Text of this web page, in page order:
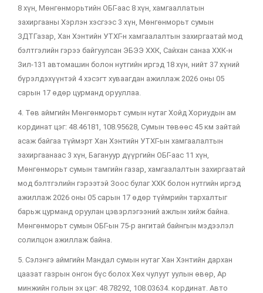
8 хүн, Мөнгөнморьтийн ОБГ-аас 8 хүн, хамгааллатын
захиргааны Хэрлэн хэсгээс 3 хүн, Мөнгөнморьт сумын
ЗДТГазар, Хан Хэнтийн УТХГ-н хамгаалалтын захиргаатай мод
бэлтгэлийн гэрээ байгуулсан ЭБЭЭ ХХК, Сайхан санаа ХХК-н
Зил-131 автомашин болон нутгийн иргэд 18 хүн, нийт 37 хүний
бүрэлдэхүүнтэй 4 хэсэгт хуваагдан ажиллаж 2026 оны 05
сарын 17 өдөр цурманд орууллаа.
4. Төв аймгийн Мөнгөнморьт сумын нутаг Хойд Хориудын ам
кординат цэг: 48.46181, 108.95628, Сумын төвөөс 45 км зайтай
асаж байгаа түймэрт Хан Хэнтийн УТХГ-ын хамгаалалтын
захиргаанаас 3 хүн, Багануур дүүргийн ОБГ-аас 11 хүн,
Мөнгөнморьт сумын тамгийн газар, хамгаалалтын захиргаатай
мод бэлтгэлийн гэрээтэй Зоос булаг ХХК болон нутгийн иргэд
ажиллаж 2026 оны 05 сарын 17 өдөр түймрийн тархалтыг
барьж цурманд оруулан цэвэрлэгээний ажлын хийж байна.
Мөнгөнморьт сумын ОБГ-ын 75-р ангитай байнгын мэдээлэл
солилцон ажиллаж байна.
5. Сэлэнгэ аймгийн Мандал сумын нутаг Хан Хэнтийн дархан
цаазат газрын онгон бүс болох Хөх чулуут уулын өвөр, Ар
минжийн голын эх цэг: 48.78292, 108.03634. кординат. Авто